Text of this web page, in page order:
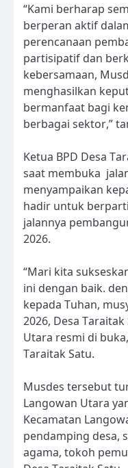
“Kami berharap
berperan aktif
perencanaan
partisipatif dan
kebersamaan,
menghasilkan
bermanfaat bagi
berbagai sektor,”
Ketua BPD Desa
saat membuka
menyampaikan
hadir untuk
jalannya
2026.
“Mari kita
ini dengan baik.
kepada Tuhan,
2026, Desa
Utara resmi di
Taraitak Satu.
Musdes tersebut
Langowan Utara
Kecamatan
pendamping desa,
agama, tokoh